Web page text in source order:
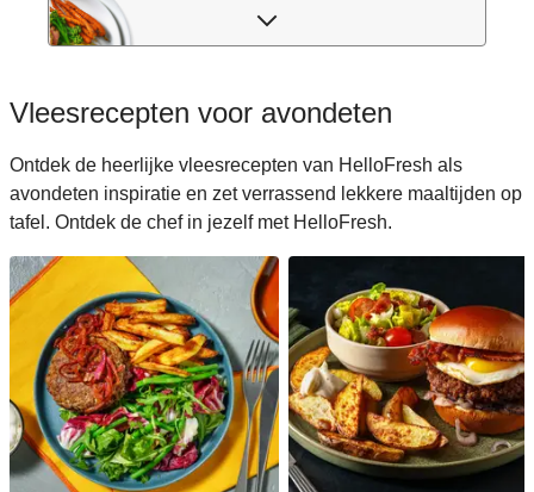
Pastarecepten voor avondeten
Italiaanse recepten voor avondeten
Japanse recepten voor avondeten
Makkelijke recepten voor avondeten
Snelle recepten voor avondeten
Koreaanse recepten voor avondeten
Vleesrecepten voor avondeten
Ontdek de heerlijke vleesrecepten van HelloFresh als
avondeten inspiratie en zet verrassend lekkere maaltijden op
tafel. Ontdek de chef in jezelf met HelloFresh.